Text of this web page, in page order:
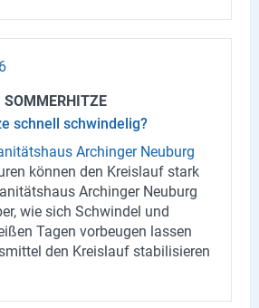
SOM­MER­HIT­ZE
schnell schwin­de­lig?
Ar­chin­ger Neu­burg
kön­nen den Kreis­lauf stark
Ar­chin­ger Neu­burg
wie sich Schwin­del und
Tagen vor­beu­gen las­sen
den Kreis­lauf sta­bi­li­sie­ren